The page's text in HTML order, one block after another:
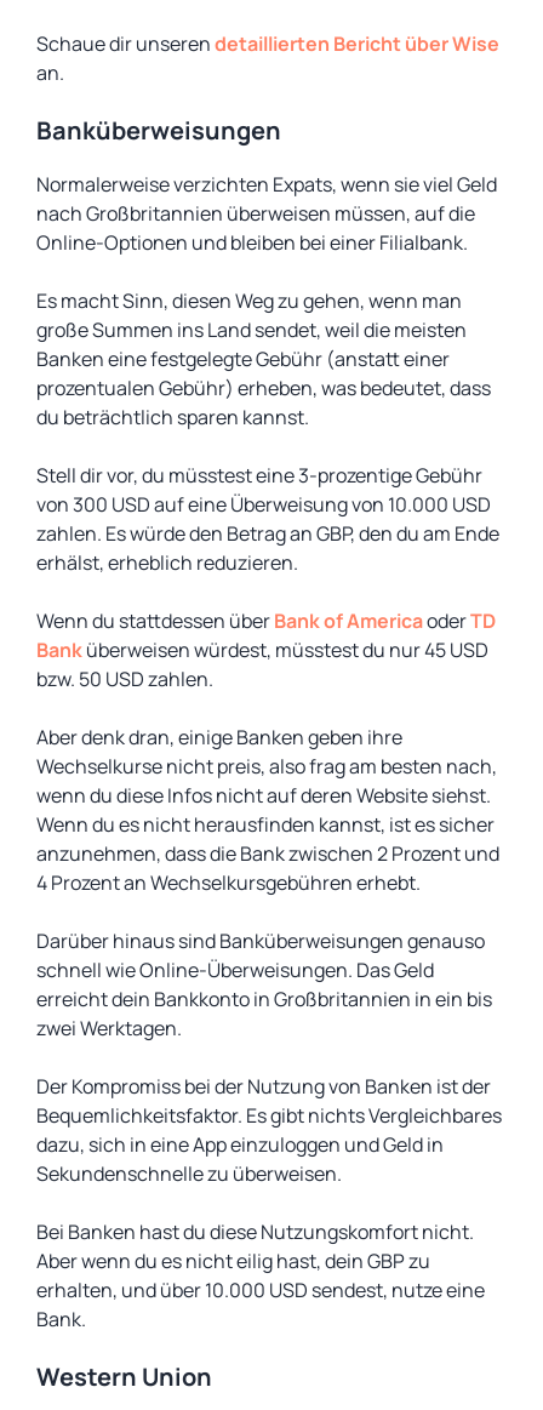
Schaue dir unserendetaillierten Bericht über Wise
an.
Banküberweisungen
Normalerweise verzichten Expats, wenn sie viel Geld
nach Großbritannien überweisen müssen, auf die
Online-Optionen und bleiben bei einer Filialbank.
Es macht Sinn, diesen Weg zu gehen, wenn man
große Summen ins Land sendet, weil die meisten
Banken eine festgelegte Gebühr (anstatt einer
prozentualen Gebühr) erheben, was bedeutet, dass
du beträchtlich sparen kannst.
Stell dir vor, du müsstest eine 3-prozentige Gebühr
von 300 USD auf eine Überweisung von 10.000 USD
zahlen. Es würde den Betrag an GBP, den du am Ende
erhälst, erheblich reduzieren.
Wenn du stattdessen überBank of AmericaoderTD
Banküberweisen würdest, müsstest du nur 45 USD
bzw. 50 USD zahlen.
Aber denk dran, einige Banken geben ihre
Wechselkurse nicht preis, also frag am besten nach,
wenn du diese Infos nicht auf deren Website siehst.
Wenn du es nicht herausfinden kannst, ist es sicher
anzunehmen, dass die Bank zwischen 2 Prozent und
4 Prozent an Wechselkursgebühren erhebt.
Darüber hinaus sind Banküberweisungen genauso
schnell wie Online-Überweisungen. Das Geld
erreicht dein Bankkonto in Großbritannien in ein bis
zwei Werktagen.
Der Kompromiss bei der Nutzung von Banken ist der
Bequemlichkeitsfaktor. Es gibt nichts Vergleichbares
dazu, sich in eine App einzuloggen und Geld in
Sekundenschnelle zu überweisen.
Bei Banken hast du diese Nutzungskomfort nicht.
Aber wenn du es nicht eilig hast, dein GBP zu
erhalten, und über 10.000 USD sendest, nutze eine
Bank.
Western Union